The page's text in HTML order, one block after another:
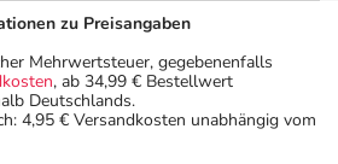
zu Preisangaben
Mehrwertsteuer, gegebenenfalls
, ab 34,99 € Bestellwert
Deutschlands.
4,95 € Versandkosten unabhängig vom